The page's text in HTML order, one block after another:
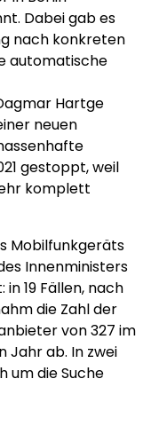
Dabei gab es
nach konkreten
automatische
Hartge
neuen
gestoppt, weil
komplett
Mobilfunkgeräts
Innenministers
19 Fällen, nach
die Zahl der
von 327 im
Jahr ab. In zwei
um die Suche